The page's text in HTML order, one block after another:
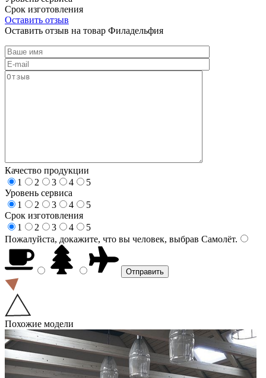
Срок изготовления
Оставить отзыв
Оставить отзыв на товар Филадельфия
Качество продукции
1
2 3 4
5
Уровень сервиса
1
2 3 4
5
Срок изготовления
1
2 3 4
5
Пожалуйста, докажите, что вы человек, выбрав Самолёт.
Похожие модели